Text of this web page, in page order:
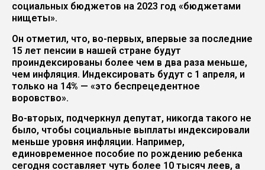
социальных бюджетов на 2023 год «бюджетами
нищеты».
Он отметил, что, во-первых, впервые за последние
15 лет пенсии в нашей стране будут
проиндексированы более чем в два раза меньше,
чем инфляция. Индексировать будут с 1 апреля, и
только на 14% — «это беспрецедентное
воровство».
Во-вторых, подчеркнул депутат, никогда такого не
было, чтобы социальные выплаты индексировали
меньше уровня инфляции. Например,
единовременное пособие по рождению ребенка
сегодня составляет чуть более 10 тысяч леев, а